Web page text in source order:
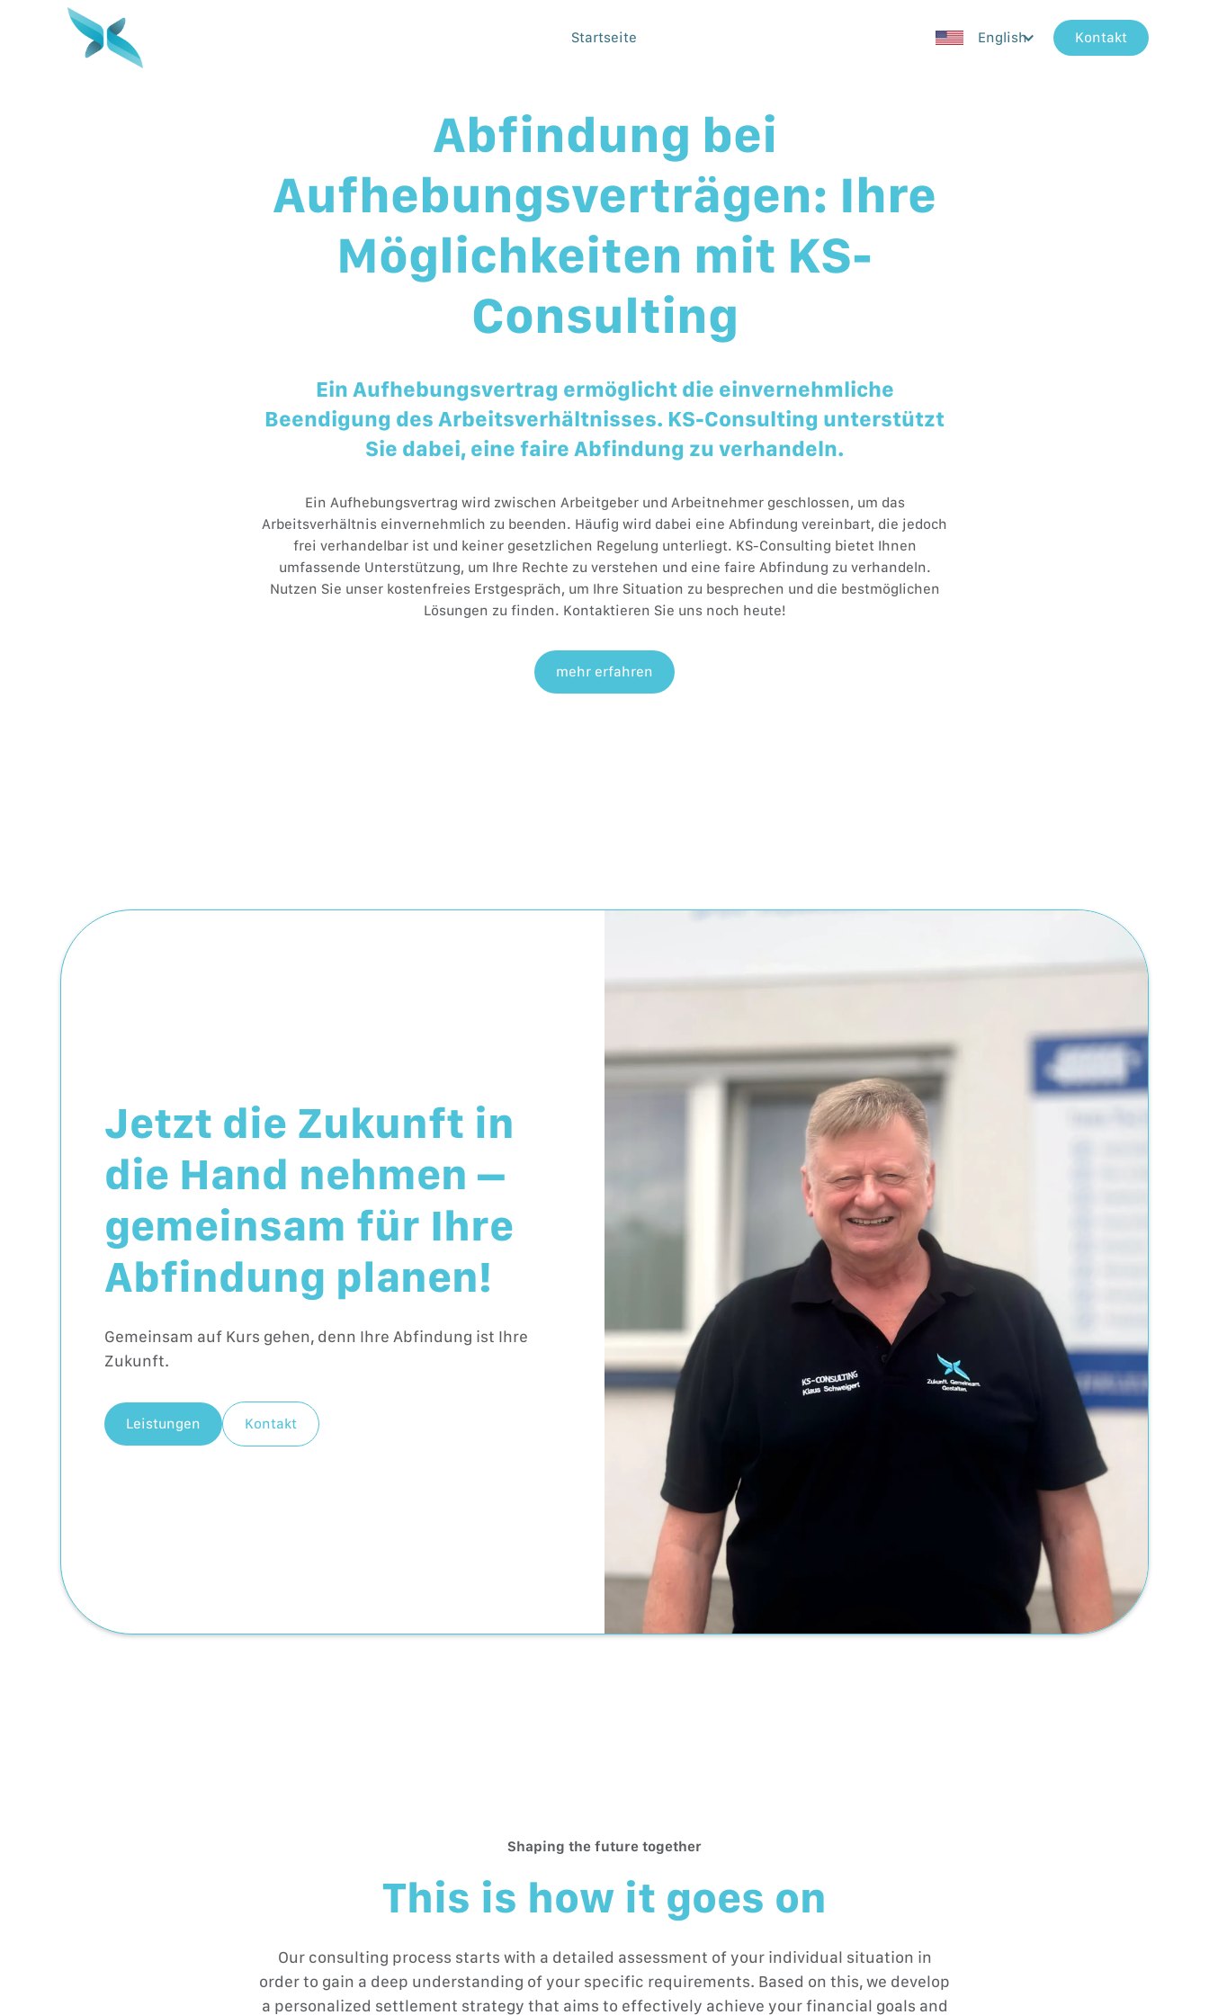
Startseite English Kontakt
Abfindung bei
Aufhebungsverträgen: Ihre
Möglichkeiten mit KS-
Consulting
Ein Aufhebungsvertrag ermöglicht die einvernehmliche
Beendigung des Arbeitsverhältnisses. KS-Consulting unterstützt
Sie dabei, eine faire Abfindung zu verhandeln.
Ein Aufhebungsvertrag wird zwischen Arbeitgeber und Arbeitnehmer geschlossen, um das
Arbeitsverhältnis einvernehmlich zu beenden. Häufig wird dabei eine Abfindung vereinbart, die jedoch
frei verhandelbar ist und keiner gesetzlichen Regelung unterliegt. KS-Consulting bietet Ihnen
umfassende Unterstützung, um Ihre Rechte zu verstehen und eine faire Abfindung zu verhandeln.
Nutzen Sie unser kostenfreies Erstgespräch, um Ihre Situation zu besprechen und die bestmöglichen
Lösungen zu finden. Kontaktieren Sie uns noch heute!
mehr erfahren
Jetzt die Zukunft in
die Hand nehmen –
gemeinsam für Ihre
Abfindung planen!
Gemeinsam auf Kurs gehen, denn Ihre Abfindung ist Ihre
Zukunft.
Leistungen Kontakt
Shaping the future together
This is how it goes on
Our consulting process starts with a detailed assessment of your individual situation in
order to gain a deep understanding of your specific requirements. Based on this, we develop
a personalized settlement strategy that aims to effectively achieve your financial goals and